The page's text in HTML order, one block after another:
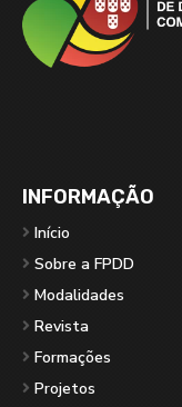
INFORMAÇÃO
Início
Sobre a FPDD
Modalidades
Revista
Formações
Projetos